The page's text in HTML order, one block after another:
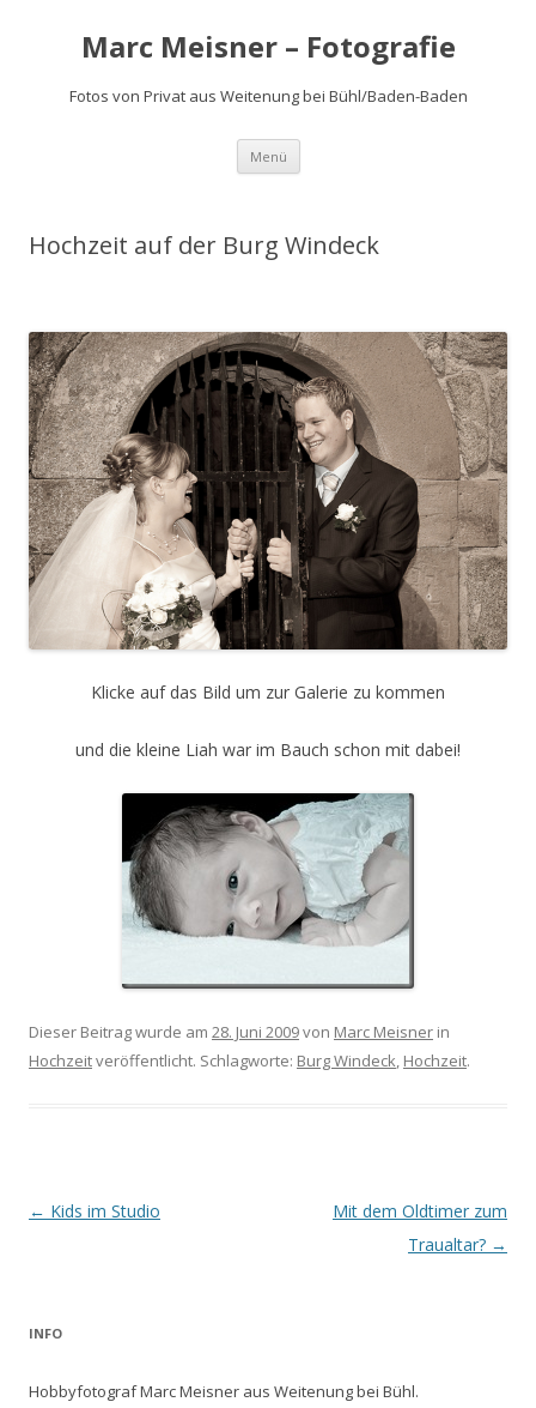
Marc Meisner – Fotografie
Fotos von Privat aus Weitenung bei Bühl/Baden-Baden
Menü Springe
Inhalt
Hochzeit auf der Burg Windeck
Klicke auf das Bild um zur Galerie zu kommen
und die kleine Liah war im Bauch schon mit dabei!
Dieser Beitrag wurde am 28. Juni 2009von Marc Meisner in
Hochzeitveröffentlicht. Schlagworte: Burg Windeck, Hochzeit.
Beitrags-
← Kids im Studio
Mit dem Oldtimer zum
Traualtar? →
INFO
Hobbyfotograf Marc Meisner aus Weitenung bei Bühl.